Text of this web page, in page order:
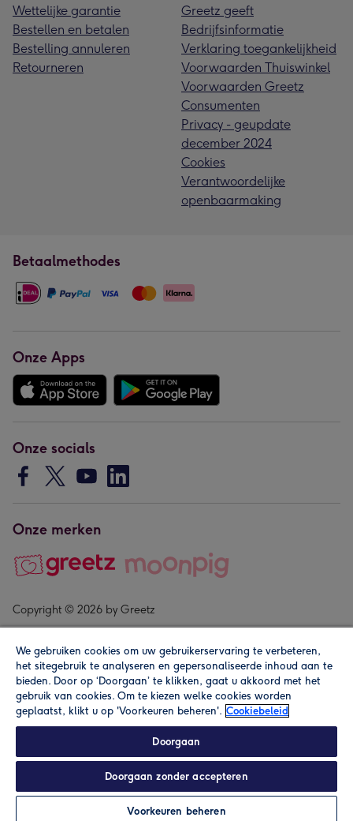
In winkelmand Personaliseren
Wettelijke garantie
Bestellen en betalen
Bestelling annuleren
Retourneren
Greetz geeft
Bedrijfsinformatie
Verklaring toegankelijkheid
Voorwaarden Thuiswinkel
Voorwaarden Greetz
Consumenten
Privacy - geupdate
december 2024
Cookies
Verantwoordelijke
openbaarmaking
Betaalmethodes
Onze Apps
Onze socials
Onze merken
Copyright © 2026 by Greetz
Alle prijzen zijn inclusief btw en andere heffingen. Lees de
We gebruiken cookies om uw gebruikerservaring te verbeteren,
het sitegebruik te analyseren en gepersonaliseerde inhoud aan te
bieden. Door op ‘Doorgaan’ te klikken, gaat u akkoord met het
gebruik van cookies. Om te kiezen welke cookies worden
geplaatst, klikt u op 'Voorkeuren beheren'. Cookiebeleid
Doorgaan
Doorgaan zonder accepteren
Voorkeuren beheren